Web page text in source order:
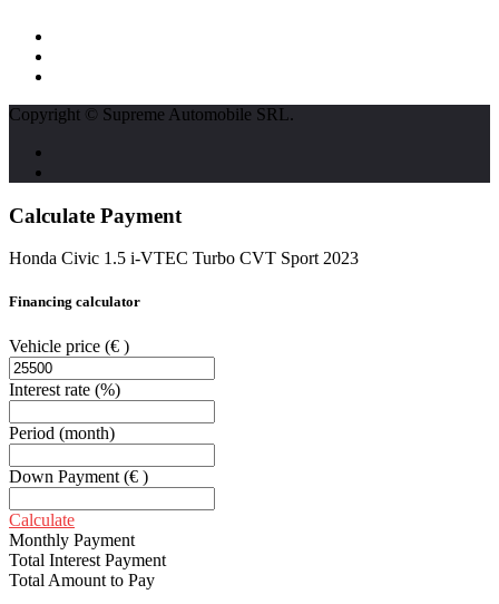
Copyright © Supreme Automobile SRL.
Calculate Payment
Honda Civic 1.5 i-VTEC Turbo CVT Sport 2023
Financing calculator
Vehicle price (€ )
Interest rate (%)
Period (month)
Down Payment (€ )
Calculate
Monthly Payment
Total Interest Payment
Total Amount to Pay